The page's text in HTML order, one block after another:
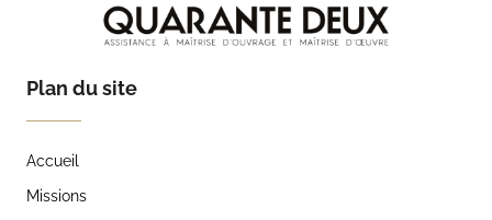
Plan du site
Accueil
Missions